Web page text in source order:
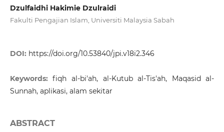
Dzulfaidhi Hakimie Dzulraidi
Fakulti Pengajian Islam, Universiti Malaysia Sabah
DOI: https://doi.org/10.53840/jpi.v18i2.346
Keywords:fiqh al-bi'ah, al-Kutub al-Tis'ah, Maqasid al-
Sunnah, aplikasi, alam sekitar
ABSTRACT